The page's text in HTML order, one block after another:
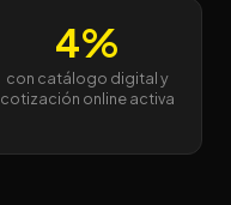
4%
con catálogo digital y
cotización online activa